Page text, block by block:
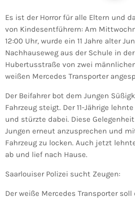
Es ist der Horror für alle Eltern und
von Kindesentführern: Am
12:00 Uhr, wurde ein 11 Jahre alter
Nachhauseweg aus der Schule in
Hubertusstraße von zwei
weißen Mercedes Transporter
Der Beifahrer bot dem Jungen
Fahrzeug steigt. Der 11-Jährige
und stürzte dabei. Diese
Jungen erneut anzusprechen und
Fahrzeug zu locken. Auch jetzt
ab und lief nach Hause.
Saarlouiser Polizei sucht Zeugen:
Der weiße Mercedes Transporter soll